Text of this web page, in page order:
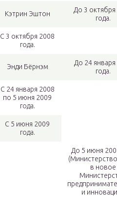
Кэтрин Эштон
До 3
года.
С 3 октября 2008
года.
Энди Бёрнэм
До 24
года.
С 24 января 2008
по 5 июня 2009
года.
С 5 июня 2009
года.
До 5 июня
в новое
и